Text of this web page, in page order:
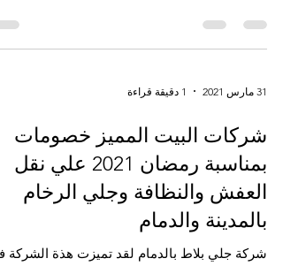
31 مارس 2021 1 دقيقة قراءة
شركات البيت المميز خصومات
بمناسبة رمضان 2021 علي نقل
العفش والنظافة وجلي الرخام
بالمدينة والدمام
شركة جلي بلاط بالدمام لقد تميزت هذة الشركة